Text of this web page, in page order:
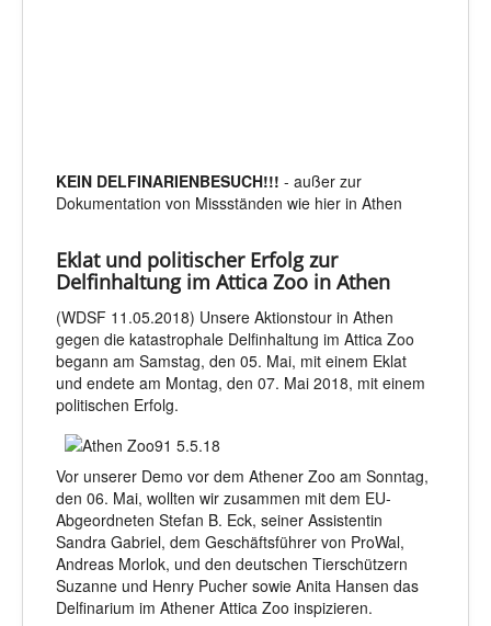
KEIN DELFINARIENBESUCH!!! - außer zur
Dokumentation von Missständen wie hier in Athen
Eklat und politischer Erfolg zur
Delfinhaltung im Attica Zoo in Athen
(WDSF 11.05.2018) Unsere Aktionstour in Athen
gegen die katastrophale Delfinhaltung im Attica Zoo
begann am Samstag, den 05. Mai, mit einem Eklat
und endete am Montag, den 07. Mai 2018, mit einem
politischen Erfolg.
Vor unserer Demo vor dem Athener Zoo am Sonntag,
den 06. Mai, wollten wir zusammen mit dem EU-
Abgeordneten Stefan B. Eck, seiner Assistentin
Sandra Gabriel, dem Geschäftsführer von ProWal,
Andreas Morlok, und den deutschen Tierschützern
Suzanne und Henry Pucher sowie Anita Hansen das
Delfinarium im Athener Attica Zoo inspizieren.